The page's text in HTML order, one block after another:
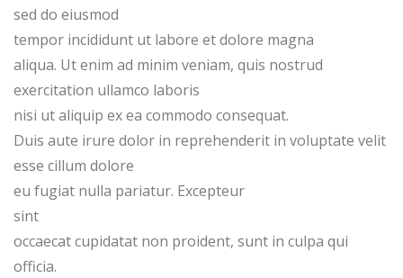
sed do eiusmod
tempor incididunt ut labore et dolore magna
aliqua. Ut enim ad minim veniam, quis nostrud
exercitation ullamco laboris
nisi ut aliquip ex ea commodo consequat.
Duis aute irure dolor in reprehenderit in voluptate velit
esse cillum dolore
eu fugiat nulla pariatur. Excepteur
sint
occaecat cupidatat non proident, sunt in culpa qui
officia.